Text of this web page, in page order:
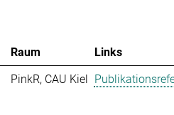
Raum
Links
PinkR, CAU Kiel